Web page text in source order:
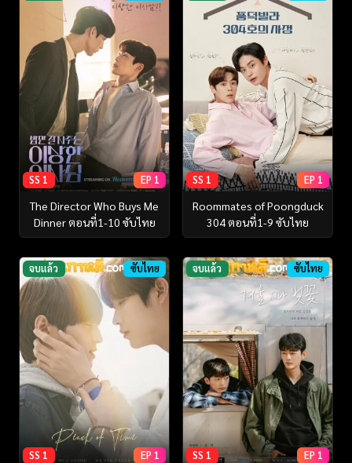
SS 1 EP 1
The Director Who Buys Me
Dinner ตอนที่1-10 ซับไทย
SS 1 EP 1
Roommates of Poongduck
304 ตอนที่1-9 ซับไทย
จบแล้ว ซับไทย
SS 1 EP 1
จบแล้ว ซับไทย
SS 1 EP 1